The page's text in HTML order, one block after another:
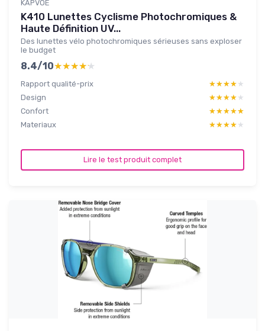
KAPVOE
K410 Lunettes Cyclisme Photochromiques &
Haute Définition UV...
Des lunettes vélo photochromiques sérieuses sans exploser
le budget
8.4/10★★★★★
★★★★★
Rapport qualité-prix ★★★★★
★★★★★
Design
★★★★★
★★★★★
Confort
★★★★★
★★★★★
Materiaux
★★★★★
★★★★★
Lire le test produit complet